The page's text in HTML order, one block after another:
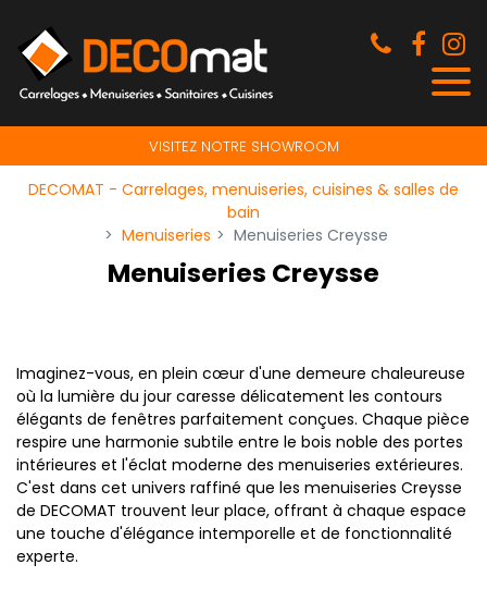
VISITEZ NOTRE SHOWROOM
DECOMAT - Carrelages, menuiseries, cuisines & salles de
bain
Menuiseries
Menuiseries Creysse
Menuiseries Creysse
Imaginez-vous, en plein cœur d'une demeure chaleureuse
où la lumière du jour caresse délicatement les contours
élégants de fenêtres parfaitement conçues. Chaque pièce
respire une harmonie subtile entre le bois noble des portes
intérieures et l'éclat moderne des menuiseries extérieures.
C'est dans cet univers raffiné que les menuiseries Creysse
de DECOMAT trouvent leur place, offrant à chaque espace
une touche d'élégance intemporelle et de fonctionnalité
experte.